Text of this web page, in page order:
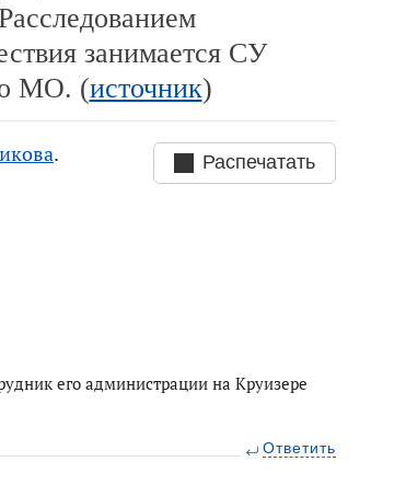
занимается СУ
МО. (источник)
Распечатать
.
его администрации на Круизере
Ответить